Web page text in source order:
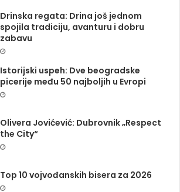
Drinska regata: Drina još jednom
spojila tradiciju, avanturu i dobru
zabavu
Istorijski uspeh: Dve beogradske
picerije među 50 najboljih u Evropi
Olivera Jovićević: Dubrovnik „Respect
the City“
Top 10 vojvođanskih bisera za 2026